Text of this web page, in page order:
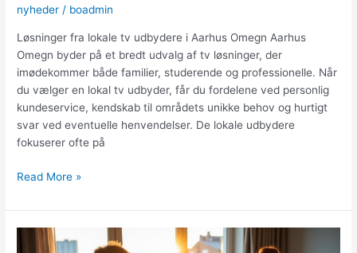
nyheder / boadmin
Løsninger fra lokale tv udbydere i Aarhus Omegn Aarhus
Omegn byder på et bredt udvalg af tv løsninger, der
imødekommer både familier, studerende og professionelle. Når
du vælger en lokal tv udbyder, får du fordelene ved personlig
kundeservice, kendskab til områdets unikke behov og hurtigt
svar ved eventuelle henvendelser. De lokale udbydere
fokuserer ofte på
Sådan
du
den
rette
Read More »